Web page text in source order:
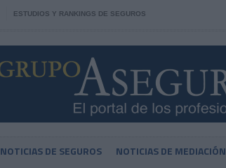
ESTUDIOS Y RANKINGS DE SEGUROS
NOTICIAS DE SEGUROS NOTICIAS DE MEDIACIÓN